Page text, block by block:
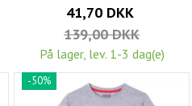
41,70 DKK
139,00 DKK
På lager, lev. 1-3 dag(e)
-50%